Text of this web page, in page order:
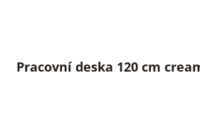
Pracovní deska 120 cm